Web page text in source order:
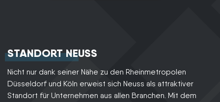
STANDORT NEUSS
Nicht nur dank seiner Nähe zu den Rheinmetropolen
Düsseldorf und Köln erweist sich Neuss als attraktiver
Standort für Unternehmen aus allen Branchen. Mit dem